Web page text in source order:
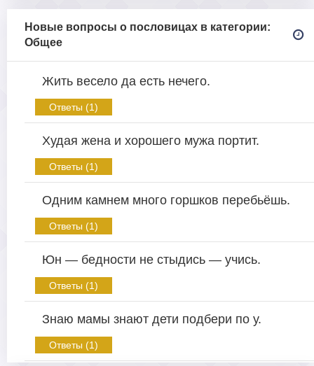
Новые вопросы о пословицах в категории:
Общее
Жить весело да есть нечего.
Ответы (1)
Худая жена и хорошего мужа портит.
Ответы (1)
Одним камнем много горшков перебьёшь.
Ответы (1)
Юн — бедности не стыдись — учись.
Ответы (1)
Знаю мамы знают дети подбери по у.
Ответы (1)